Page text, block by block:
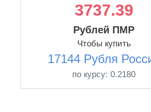
3737.39
Рублей ПМР
Чтобы купить
17144 Рубля
по курсу: 0.2180